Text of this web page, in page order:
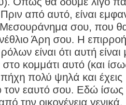
από αυτό, είναι
σου, που θα
Άρη σου. Η
είναι ότι αυτή
κομμάτι αυτό (και
πολύ ψηλά και έχεις
εαυτό σου. Εδώ ίσως
την οικογένεια γενικά.